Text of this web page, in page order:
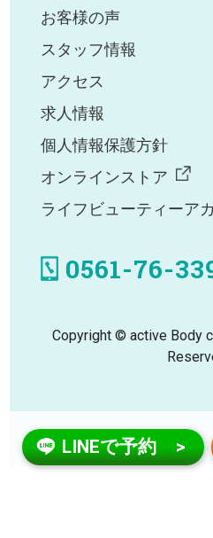
LINEで予約
お客様の声
スタッフ情報
アクセス
求人情報
個人情報保護方針
オンラインストア
ライフビューティーア
0561-76-
Copyright © active Body